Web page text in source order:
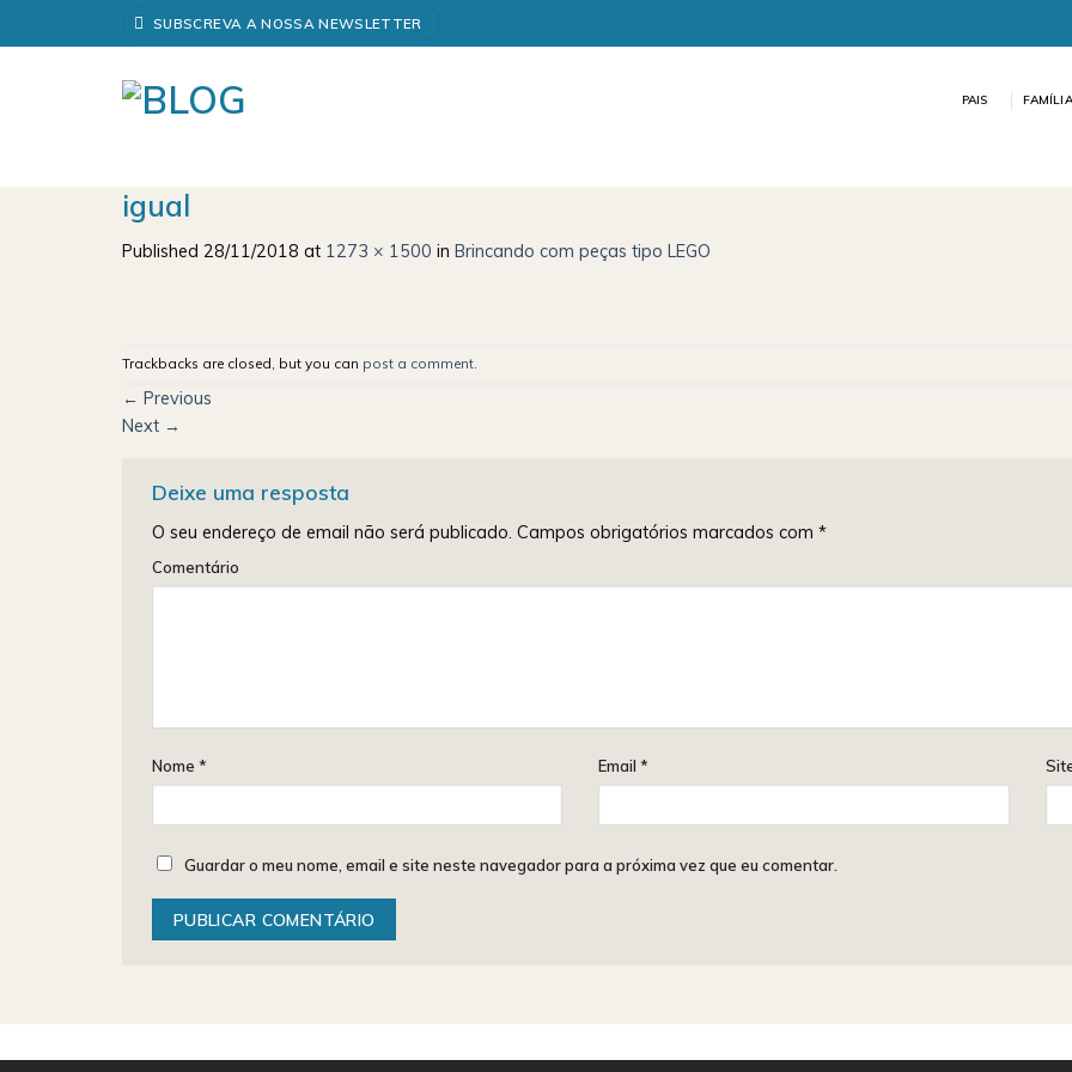
SUBSCREVA A NOSSA NEWSLETTER
PAIS
igual
Published 28/11/2018 at 1273 × 1500 in Brincando com peças tipo LEGO
Trackbacks are closed, but you can post a comment.
← Previous
Next →
Deixe uma resposta
O seu endereço de email não será publicado. Campos obrigatórios marcados com *
Comentário
Nome * Email *
Guardar o meu nome, email e site neste navegador para a próxima vez que eu comentar.